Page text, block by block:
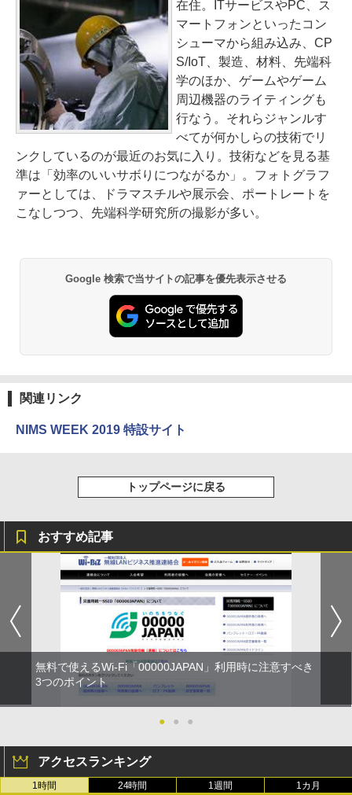
在住。ITサービスやPC、ス
マートフォンといったコン
シューマから組み込み、CP
S/IoT、製造、材料、先端科
学のほか、ゲームやゲーム
周辺機器のライティングも
行なう。それらジャンルす
べてが何かしらの技術でリ
ンクしているのが最近のお気に入り。技術などを見る基
準は「効率のいいサボりにつながるか」。フォトグラフ
ァーとしては、ドラマスチルや展示会、ポートレートを
こなしつつ、先端科学研究所の撮影が多い。
Google 検索で当サイトの記事を優先表示させる
関連リンク
NIMS WEEK 2019 特設サイト
トップページに戻る
おすすめ記事
無料で使えるWi-Fi「00000JAPAN」利用時に注意すべき
3つのポイント
● ● ●
アクセスランキング
1時間 24時間 1週間 1カ月